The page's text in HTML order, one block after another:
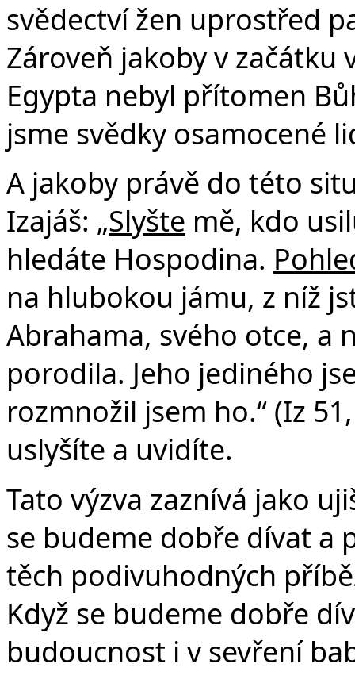
svědectví žen uprostřed
Zároveň jakoby v
Egypta nebyl přítomen
jsme svědky osamocené
A jakoby právě do této
Izajáš: „Slyšte mě, kdo
hledáte Hospodina.
na hlubokou jámu, z níž
Abrahama, svého otce, a
porodila. Jeho jediného
rozmnožil jsem ho.“ (Iz
uslyšíte a uvidíte.
Tato výzva zaznívá jako
se budeme dobře dívat a
těch podivuhodných
Když se budeme dobře
budoucnost i v sevření